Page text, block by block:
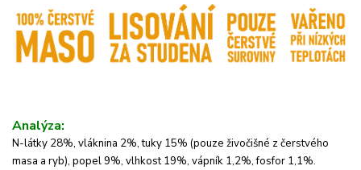
Analýza:
N-látky 28%, vláknina 2%, tuky 15% (pouze živočišné z čerstvého
masa a ryb), popel 9%, vlhkost 19%, vápník 1,2%, fosfor 1,1%.